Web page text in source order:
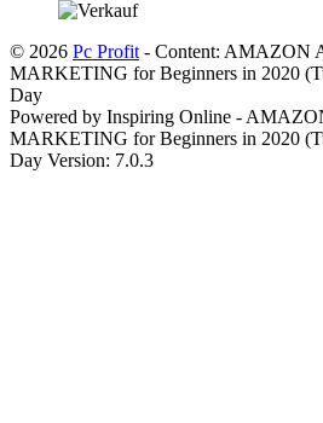
© 2026 Pc Profit - Content: AMAZON
MARKETING for Beginners in 2020
Day
Powered by Inspiring Online -
MARKETING for Beginners in 2020
Day Version: 7.0.3